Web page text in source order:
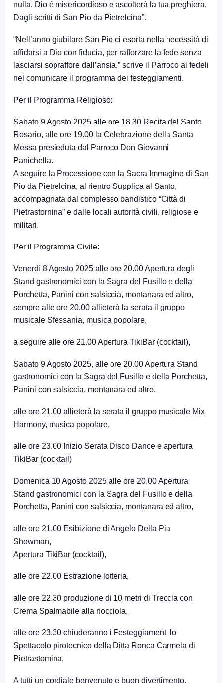
nulla. Dio é misericordioso e ascolterà la tua preghiera,
Dagli scritti di San Pio da Pietrelcina”.
“Nell’anno giubilare San Pio ci esorta nella necessità di
affidarsi a Dio con fiducia, per rafforzare la fede senza
lasciarsi sopraffore dall’ansia,” scrive il Parroco ai fedeli
nel comunicare il programma dei festeggiamenti.
Per il Programma Religioso:
Sabato 9 Agosto 2025 alle ore 18.30 Recita del Santo
Rosario, alle ore 19.00 la Celebrazione della Santa
Messa presieduta dal Parroco Don Giovanni
Panichella.
A seguire la Processione con la Sacra Immagine di San
Pio da Pietrelcina, al rientro Supplica al Santo,
accompagnata dal complesso bandistico “Città di
Pietrastornina” e dalle locali autorità civili, religiose e
militari.
Per il Programma Civile:
Venerdì 8 Agosto 2025 alle ore 20.00 Apertura degli
Stand gastronomici con la Sagra del Fusillo e della
Porchetta, Panini con salsiccia, montanara ed altro,
sempre alle ore 20.00 allieterà la serata il gruppo
musicale Sfessania, musica popolare,
a seguire alle ore 21.00 Apertura TikiBar (cocktail),
Sabato 9 Agosto 2025, alle ore 20.00 Apertura Stand
gastronomici con la Sagra del Fusillo e della Porchetta,
Panini con salsiccia, montanara ed altro,
alle ore 21.00 allieterà la serata il gruppo musicale Mix
Harmony, musica popolare,
alle ore 23.00 Inizio Serata Disco Dance e apertura
TikiBar (cocktail)
Domenica 10 Agosto 2025 alle ore 20.00 Apertura
Stand gastronomici con la Sagra del Fusillo e della
Porchetta, Panini con salsiccia, montanara ed altro,
alle ore 21.00 Esibizione di Angelo Della Pia
Showman,
Apertura TikiBar (cocktail),
alle ore 22.00 Estrazione lotteria,
alle ore 22.30 produzione di 10 metri di Treccia con
Crema Spalmabile alla nocciola,
alle ore 23.30 chiuderanno i Festeggiamenti lo
Spettacolo pirotecnico della Ditta Ronca Carmela di
Pietrastomina.
A tutti un cordiale benvenuto e buon divertimento.